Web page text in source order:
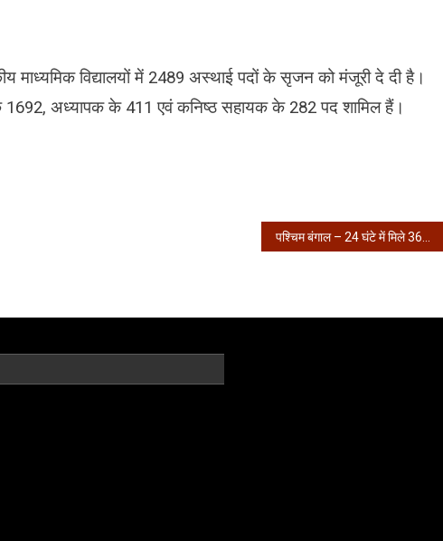
माध्यमिक विद्यालयों में 2489 अस्थाई पदों के सृजन को मंजूरी दे दी है।
1692, अध्यापक के 411 एवं कनिष्ठ सहायक के 282 पद शामिल हैं।
पश्चिम बंगाल – 24 घंटे में मिले 3677 संक्रमित, 64 की मौत